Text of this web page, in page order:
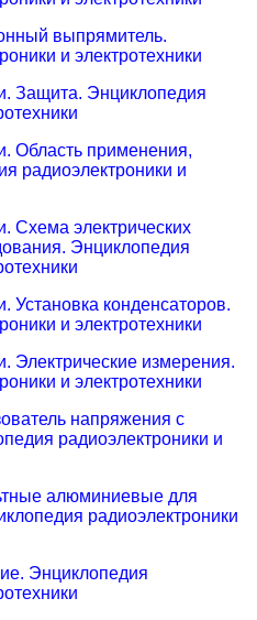
выпрямитель.
и электротехники
Защита. Энциклопедия
Область применения,
радиоэлектроники и
Схема электрических
Энциклопедия
Установка конденсаторов.
и электротехники
Электрические измерения.
и электротехники
напряжения с
радиоэлектроники и
алюминиевые для
радиоэлектроники
Энциклопедия